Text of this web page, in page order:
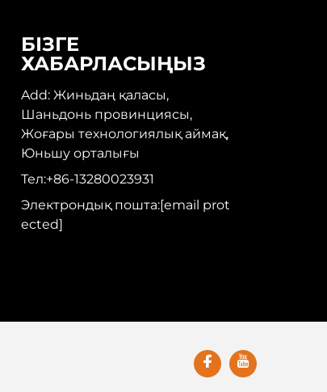
БІЗГЕ
ХАБАРЛАСЫҢЫЗ
Add: Жиньдаң қаласы,
Шаньдонь провинциясы,
Жоғары технологиялық аймақ,
Юньшу орталығы
Тел:+86-13280023931
Электрондық пошта:[email prot
ected]